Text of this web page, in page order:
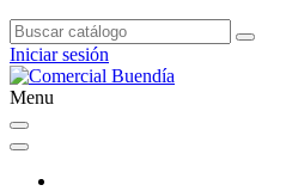
Iniciar sesión
Menu